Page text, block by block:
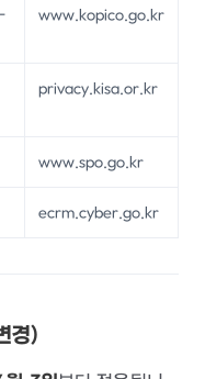
www.kopico.go.kr
privacy.kisa.or.kr
www.spo.go.kr
ecrm.cyber.go.kr
경)